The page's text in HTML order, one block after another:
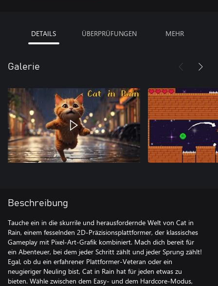
DETAILS ÜBERPRÜFUNGEN MEHR
Galerie
Beschreibung
Tauche ein in die skurrile und herausfordernde Welt von Cat in
Rain, einem fesselnden 2D-Präzisionsplattformer, der klassisches
Gameplay mit Pixel-Art-Grafik kombiniert. Mach dich bereit für
ein Abenteuer, bei dem jeder Schritt zählt und jeder Sprung zählt!
Egal, ob du ein erfahrener Plattformer-Veteran oder ein
neugieriger Neuling bist, Cat in Rain hat für jeden etwas zu
bieten. Wähle zwischen dem Easy- und dem Hardcore-Modus,